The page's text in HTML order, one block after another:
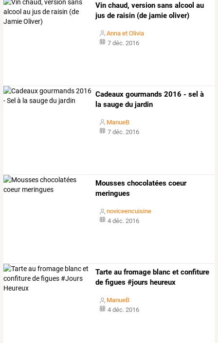
Vin chaud, version sans alcool au
jus de raisin (de jamie oliver)
Anna et Olivia
7 déc. 2016
Cadeaux gourmands 2016 - sel à
la sauge du jardin
ManueB
7 déc. 2016
Mousses chocolatées coeur
meringues
noviceencuisine
4 déc. 2016
Tarte au fromage blanc et confiture
de figues #jours heureux
ManueB
4 déc. 2016